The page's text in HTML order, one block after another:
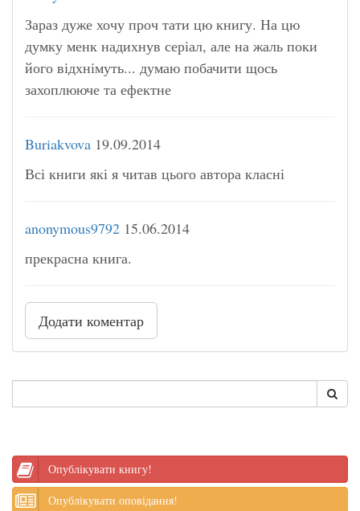
Зараз дуже хочу проч тати цю книгу. На цю
думку менк надихнув серіал, але на жаль поки
його відхнімуть... думаю побачити щось
захоплююче та ефектне
Buriakvova 19.09.2014
Всі книги які я читав цього автора класні
anonymous9792 15.06.2014
прекрасна книга.
Додати коментар
Опублікувати книгу!
Опублікувати оповідання!